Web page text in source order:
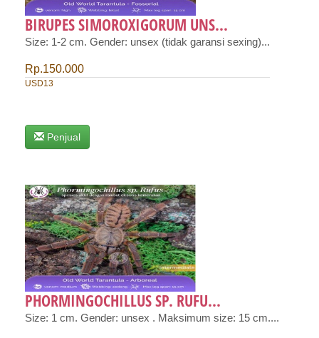
BIRUPES SIMOROXIGORUM UNS...
Size: 1-2 cm. Gender: unsex (tidak garansi sexing)...
Rp.150.000
USD13
Penjual
PHORMINGOCHILLUS SP. RUFU...
Size: 1 cm. Gender: unsex . Maksimum size: 15 cm....